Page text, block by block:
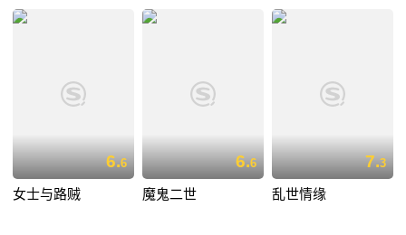
6.6
女士与路贼
6.6
魔鬼二世
7.3
乱世情缘